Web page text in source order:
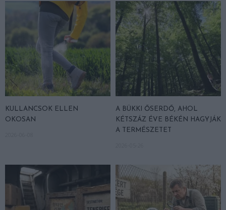
KULLANCSOK ELLEN
OKOSAN
A BÜKKI ŐSERDŐ, AHOL
KÉTSZÁZ ÉVE BÉKÉN HAGYJÁK
A TERMÉSZETET